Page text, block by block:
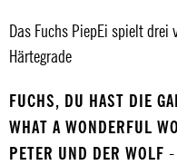
Das Fuchs PiepEi spielt drei
Härtegrade
FUCHS, DU HAST DIE
WHAT A WONDERFUL
PETER UND DER WOLF